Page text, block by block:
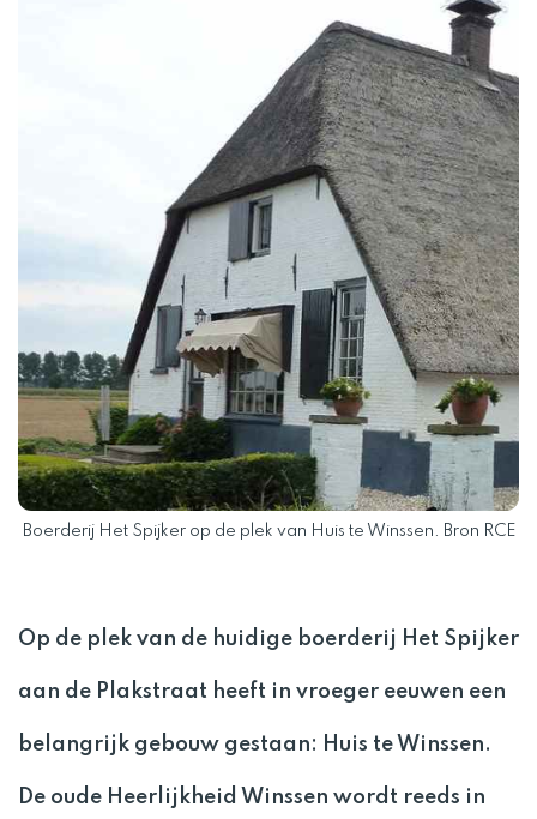
Boerderij Het Spijker op de plek van Huis te Winssen. Bron RCE
Op de plek van de huidige boerderij Het Spijker
aan de Plakstraat heeft in vroeger eeuwen een
belangrijk gebouw gestaan: Huis te Winssen.
De oude Heerlijkheid Winssen wordt reeds in